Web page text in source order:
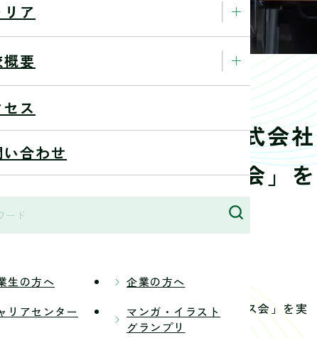
ア
要
ス
合わせ
生の方へ
企業の方へ
リアセンター
マンガ・イラスト
グランプリ
システムワークス株式会社
明＆就活アドバイス会」を
施
招きし「ゲーム業界説明＆就活アドバイス会」を実